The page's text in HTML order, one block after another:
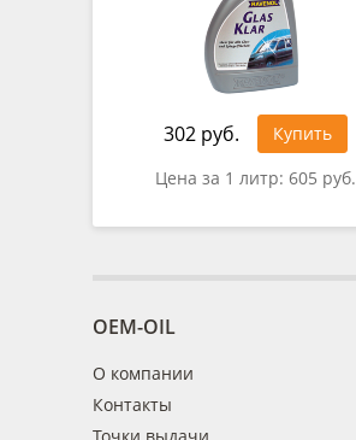
302 руб.
Купить
Цена за 1 литр: 605 руб.
OEM-OIL
О компании
Контакты